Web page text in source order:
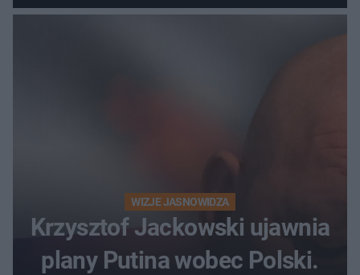
WIZJE JASNOWIDZA
Krzysztof Jackowski ujawnia
plany Putina wobec Polski.